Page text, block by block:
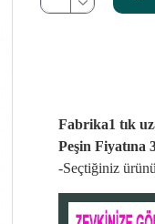
Fabrika1 tık
Peşin Fiyatına
-Seçtiğiniz